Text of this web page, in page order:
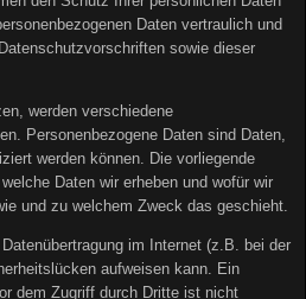
Daten vertraulich und
sowie dieser
werden verschiedene
Personenbezogene Daten sind Daten,
werden können. Die vorliegende
Daten wir erheben und wofür wir
und zu welchem Zweck das geschieht.
im Internet (z.B. bei der
aufweisen kann. Ein
dem Zugriff durch Dritte ist nicht